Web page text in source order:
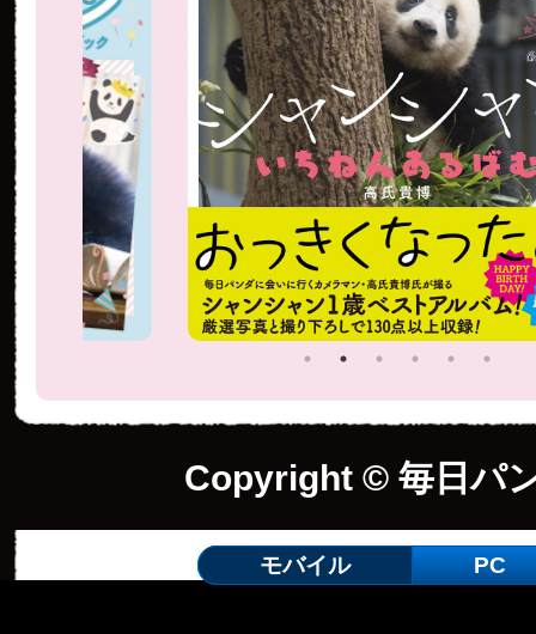
Copyright © 毎日パ
モバイル PC